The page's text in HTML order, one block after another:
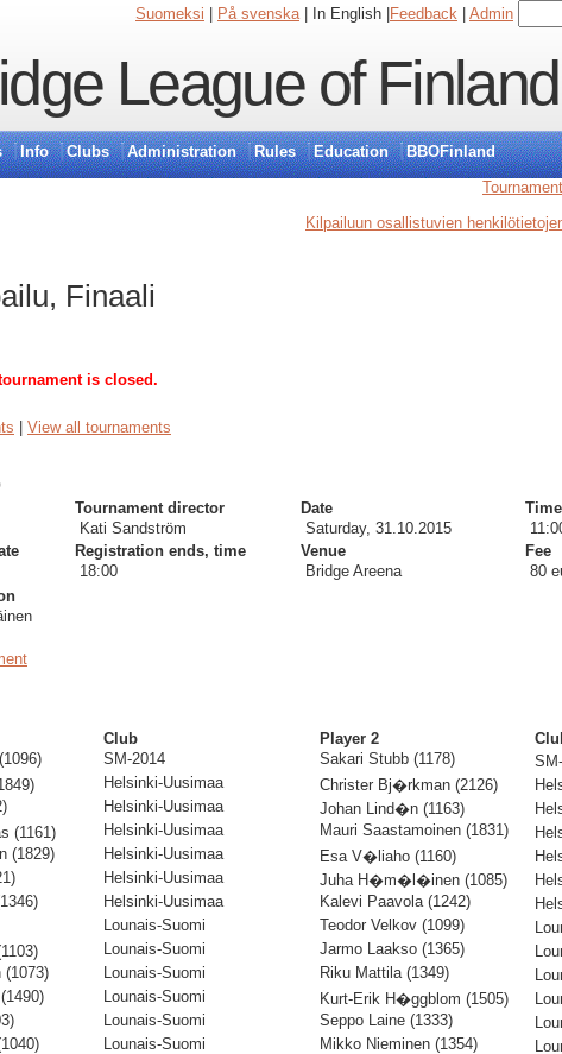
Suomeksi På svenska| In English | Feedback Admin
League of Finland
Info Clubs Administration Rules Education
BBOFinland
Kilpailuun osallistuvien
Finaali
is closed.
| View all tournaments
Tournament director Date
Time
Kati Sandström Saturday, 31.10.2015
Registration ends, time Venue
Fee
18:00 Bridge Areena
80
Club Player 2
SM-2014 Sakari Stubb (1178)
Helsinki-Uusimaa Christer Bj�rkman (2126)
Helsinki-Uusimaa Johan Lind�n (1163)
(1161) Helsinki-Uusimaa Mauri Saastamoinen (1831)
(1829) Helsinki-Uusimaa Esa V�liaho (1160)
Helsinki-Uusimaa Juha H�m�l�inen (1085)
Helsinki-Uusimaa Kalevi Paavola (1242)
Lounais-Suomi Teodor Velkov (1099)
Lounais-Suomi Jarmo Laakso (1365)
(1073) Lounais-Suomi Riku Mattila (1349)
Lounais-Suomi Kurt-Erik H�ggblom (1505)
Lounais-Suomi Seppo Laine (1333)
Lounais-Suomi Mikko Nieminen (1354)